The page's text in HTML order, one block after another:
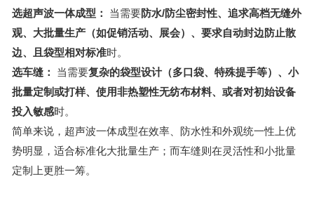
选超声波一体成型：
当需要防水/防尘密封性、追求高档无缝外
观、大批量生产（如促销活动、展会）、要求自动封边防止散
边、且袋型相对标准时。
选车缝：
当需要复杂的袋型设计（多口袋、特殊提手等）、小
批量定制或打样、使用非热塑性无纺布材料、或者对初始设备
投入敏感时。
简单来说，超声波一体成型在效率、防水性和外观统一性上优
势明显，适合标准化大批量生产；而车缝则在灵活性和小批量
定制上更胜一筹。